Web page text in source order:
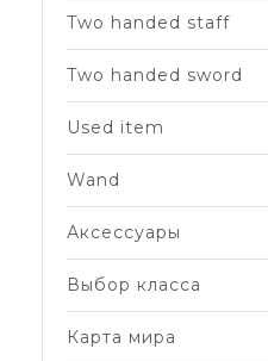
Two handed staff
Two handed sword
Used item
Wand
Аксессуары
Выбор класса
Карта мира